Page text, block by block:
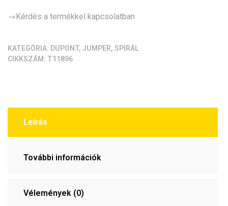
mennyiség
→Kérdés a termékkel kapcsolatban
KATEGÓRIA: DUPONT, JUMPER, SPIRÁL
CIKKSZÁM: T11896
Leírás
További információk
Vélemények (0)